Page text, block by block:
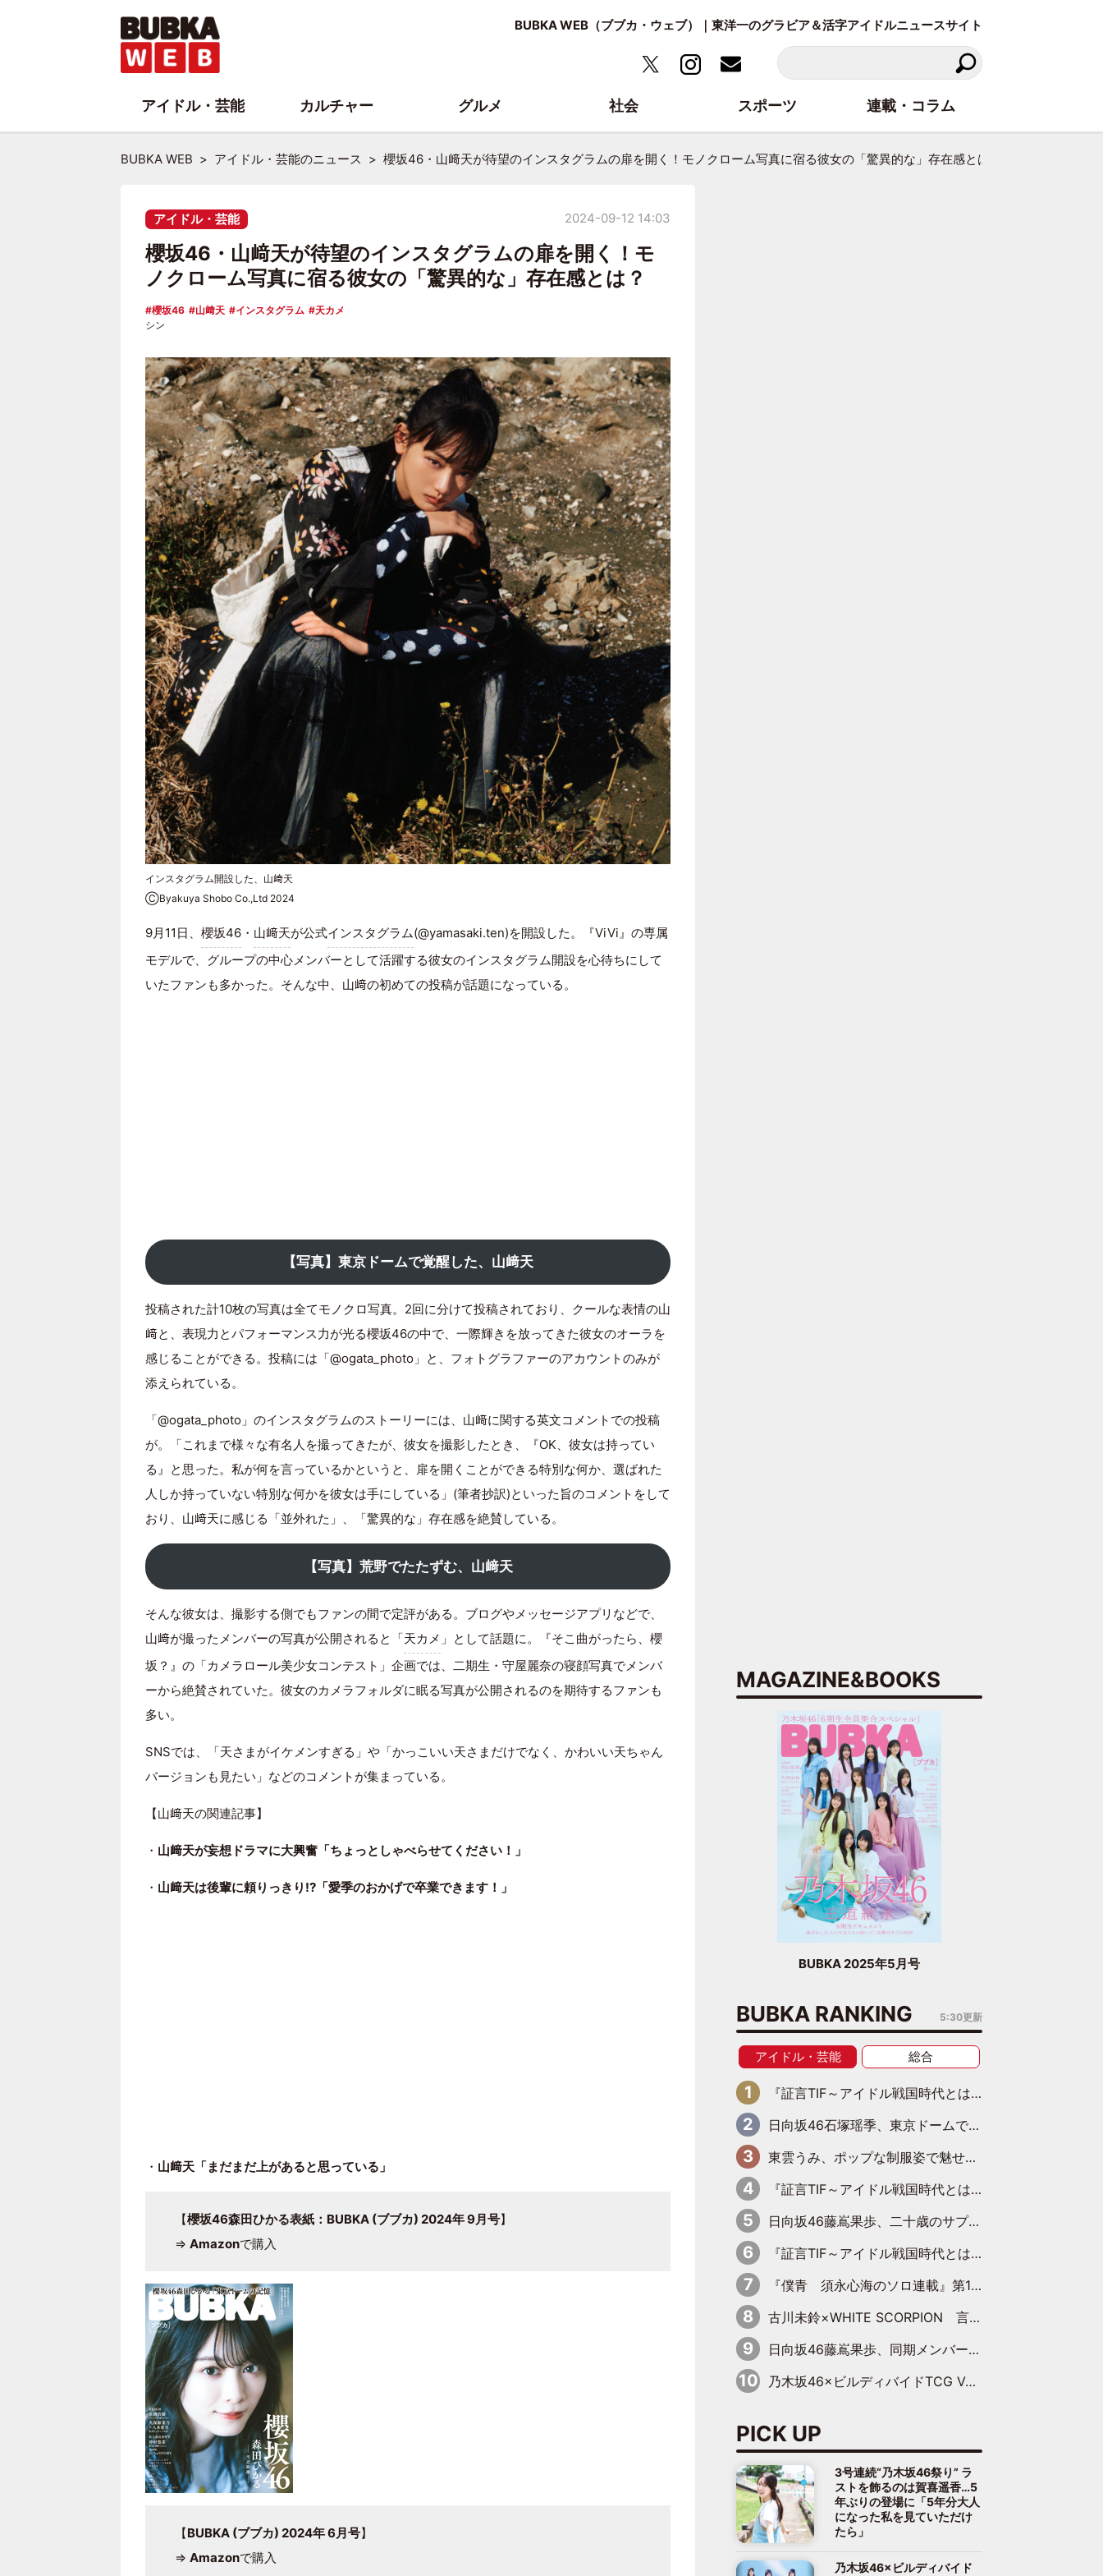
BUBKA WEB（ブブカ・ウェブ）｜東洋一のグラビア＆活字アイドルニュースサイト
BUBKA WEB アイドル・芸能のニュース 櫻坂46・山﨑天が待望のインスタグラムの扉を開く！モノクローム写真に宿る彼女の「驚異的な」存在感とは？
アイドル・芸能 2024-09-12 14:03
櫻坂46・山﨑天が待望のインスタグラムの扉を開く！モ
ノクローム写真に宿る彼女の「驚異的な」存在感とは？
櫻坂46 山﨑天 インスタグラム
天カメ
シン
インスタグラム開設した、山﨑天
ⒸByakuya Shobo Co.,Ltd 2024
9月11日、 櫻坂46 ・ 山﨑天が公式インスタグラム(@yamasaki.ten)を開設した。『ViVi』の専属
モデルで、グループの中心メンバーとして活躍する彼女のインスタグラム開設を心待ちにして
いたファンも多かった。そんな中、山﨑の初めての投稿が話題になっている。
【写真】東京ドームで覚醒した、山﨑天
投稿された計10枚の写真は全てモノクロ写真。2回に分けて投稿されており、クールな表情の山
﨑と、表現力とパフォーマンス力が光る櫻坂46の中で、一際輝きを放ってきた彼女のオーラを
感じることができる。投稿には「@ogata_photo」と、フォトグラファーのアカウントのみが
添えられている。
「@ogata_photo」のインスタグラムのストーリーには、山﨑に関する英文コメントでの投稿
が。「これまで様々な有名人を撮ってきたが、彼女を撮影したとき、『OK、彼女は持ってい
る』と思った。私が何を言っているかというと、扉を開くことができる特別な何か、選ばれた
人しか持っていない特別な何かを彼女は手にしている」(筆者抄訳)といった旨のコメントをして
おり、山﨑天に感じる「並外れた」、「驚異的な」存在感を絶賛している。
【写真】荒野でたたずむ、山﨑天
そんな彼女は、撮影する側でもファンの間で定評がある。ブログやメッセージアプリなどで、
山﨑が撮ったメンバーの写真が公開されると「天カメ 」として話題に。『そこ曲がったら、櫻
坂？』の「カメラロール美少女コンテスト」企画では、二期生・守屋麗奈の寝顔写真でメンバ
ーから絶賛されていた。彼女のカメラフォルダに眠る写真が公開されるのを期待するファンも
多い。
SNSでは、「天さまがイケメンすぎる」や「かっこいい天さまだけでなく、かわいい天ちゃん
バージョンも見たい」などのコメントが集まっている。
【山﨑天の関連記事】
・ 山﨑天が妄想ドラマに大興奮「ちょっとしゃべらせてください！」
・ 山﨑天は後輩に頼りっきり!?「愛季のおかげで卒業できます！」
・ 山﨑天「まだまだ上があると思っている」
【櫻坂46森田ひかる表紙：BUBKA (ブブカ) 2024年 9月号】
⇒ Amazonで購入
【BUBKA (ブブカ) 2024年 6月号】
⇒ Amazonで購入
MAGAZINE&BOOKS
BUBKA 2025年5月号
BUBKA RANKING 5:30更新
アイドル・芸能 総合
『証言TIF～アイドル戦国時代とはなんだったのか～』第6回：でんぱ組.inc・古川未鈴×相沢梨紗「『ハロプロやりたかったな』って言ったら、夢眠ねむさんに『てめえはでんぱ組．incなんだよ！』って肩パンされて(笑)」
日向坂46石塚瑶季、東京ドームで“観戦バレ”！ ナイツ・塙も認めた「巨人に詳しすぎるアイドル」は元VENUSスクール生で杉内コーチ推し⁉
東雲うみ、ポップな制服姿で魅せる“東雲グリーン”の正体
『証言TIF～アイドル戦国時代とはなんだったのか～』第8回：Negicco・Nao☆×Megu×Kaede「東京からオファーが来たのと、梨の皮剥きとどっちが大事なんだって」
日向坂46藤嶌果歩、二十歳のサプライズバースデーに大喜び「頼られる先輩になれるように努力していきたい」
『証言TIF～アイドル戦国時代とはなんだったのか～』第10回：さくら学院・武藤彩未×飯田らうら「正直、中3で辞めるというのを信じてなくて。そう言われてはいたけど、嘘でしょって」
『僕青 須永心海のソロ連載』第18回：「バーゲンセールハンターみうな inしまむら」編
古川未鈴×WHITE SCORPION 言葉が背中を押した“それぞれの決意”
日向坂46藤嶌果歩、同期メンバーの反応を明かす「『大人になりましたね』と言って見てくれました」
乃木坂46×ビルディバイドTCG Vol.2公開 賀喜遥香＆田村真佑が『京まふ』ステージに登壇
PICK UP
3号連続“乃木坂46祭り” ラ
ストを飾るのは賀喜遥香…5
年ぶりの登場に「5年分大人
になった私を見ていただけ
たら」
乃木坂46×ビルディバイド
アイドル・芸能 カルチャー グルメ 社会 スポーツ 連載・コラム